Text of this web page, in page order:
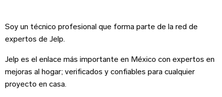
Soy un técnico profesional que forma parte de la red de
expertos de Jelp.
Jelp es el enlace más importante en México con expertos en
mejoras al hogar; verificados y confiables para cualquier
proyecto en casa.
Correo Electrónico*